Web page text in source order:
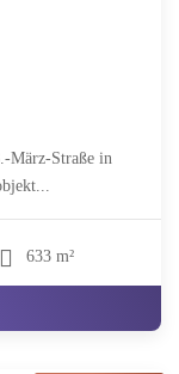
März-Straße in
633 m²